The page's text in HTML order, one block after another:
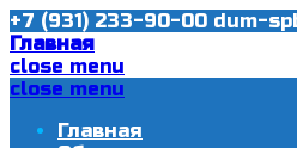
+7 (931) 233-90-00 dum-
Главная
close menu
close menu
Главная